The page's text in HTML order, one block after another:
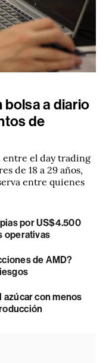
bolsa a diario
de
el day trading
de 18 a 29 años,
entre quienes
por US$4.500
operativas
de AMD?
azúcar con menos